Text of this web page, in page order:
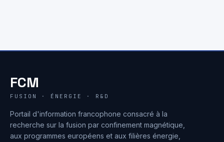
FCM
FUSION · ÉNERGIE · R&D
Portail d'information francophone consacré à la
recherche sur la fusion par confinement magnétique,
aux programmes européens et aux filières énergie,